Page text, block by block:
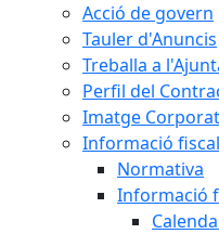
Acció de govern
Tauler d'Anuncis
Treballa a
Perfil del
Imatge
Informació
Normativa
Informació